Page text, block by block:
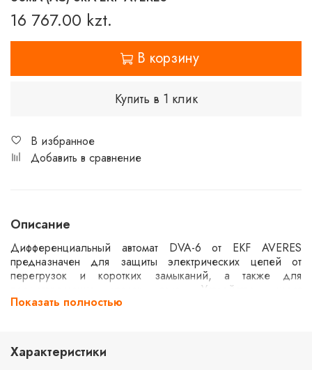
16 767.00 kzt.
В корзину
Купить в 1 клик
В избранное
Добавить в сравнение
Описание
Дифференциальный автомат DVA-6 от EKF AVERES
предназначен для защиты электрических цепей от
перегрузок и коротких замыканий, а также для
предотвращения утечек тока. Устройство имеет
номинальный ток 20А и чувствительность 30мА, что
отключения при токах утечки типа AC и рассчитан на
отключающую способность 6кА.
Показать полностью
Характеристики